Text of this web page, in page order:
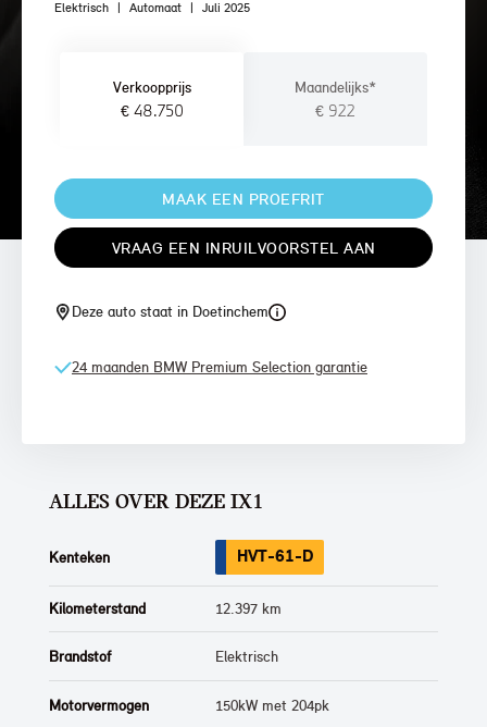
Elektrisch | Automaat | Juli 2025
Verkoopprijs
€ 48.750
Maandelijks*
€ 922
MAAK EEN PROEFRIT
VRAAG EEN INRUILVOORSTEL AAN
Deze auto staat in Doetinchem
24 maanden BMW Premium Selection garantie
ALLES OVER DEZE IX1
Kenteken HVT-61-D
Kilometerstand 12.397 km
Brandstof Elektrisch
Motorvermogen 150kW met 204pk